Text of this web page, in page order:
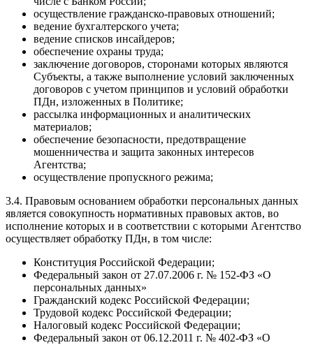
осуществление гражданско-правовых отношений;
ведение бухгалтерского учета;
ведение списков инсайдеров;
обеспечение охраны труда;
заключение договоров, сторонами которых являются
Субъекты, а также выполнение условий заключенных
договоров с учетом принципов и условий обработки
ПДн, изложенных в Политике;
рассылка информационных и аналитических
материалов;
обеспечение безопасности, предотвращение
мошенничества и защита законных интересов
Агентства;
осуществление пропускного режима;
3.4. Правовым основанием обработки персональных данных
является совокупность нормативных правовых актов, во
исполнение которых и в соответствии с которыми Агентство
осуществляет обработку ПДн, в том числе:
Конституция Российской Федерации;
Федеральный закон от 27.07.2006 г. № 152-ФЗ «О
персональных данных»
Гражданский кодекс Российской Федерации;
Трудовой кодекс Российской Федерации;
Налоговый кодекс Российской Федерации;
Федеральный закон от 06.12.2011 г. № 402-ФЗ «О